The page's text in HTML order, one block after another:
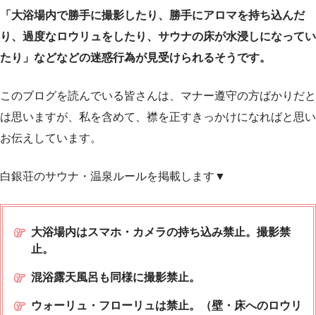
「大浴場内で勝手に撮影したり、勝手にアロマを持ち込んだ
り、過度なロウリュをしたり、サウナの床が水浸しになってい
たり」などなどの迷惑行為が見受けられるそうです。
このブログを読んでいる皆さんは、マナー遵守の方ばかりだと
は思いますが、私を含めて、襟を正すきっかけになればと思い
お伝えしています。
白銀荘のサウナ・温泉ルールを掲載します▼
大浴場内はスマホ・カメラの持ち込み禁止。撮影禁
止。
混浴露天風呂も同様に撮影禁止。
ウォーリュ・フローリュは禁止。（壁・床へのロウリ